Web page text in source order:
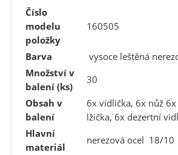
Číslo
modelu
položky
160505
Barva
vysoce leštěná
Množství v
balení (ks)
30
Obsah v
balení
6x vidlička, 6x nůž 6x
lžička, 6x dezertní
Hlavní
materiál
nerezová ocel 18/10